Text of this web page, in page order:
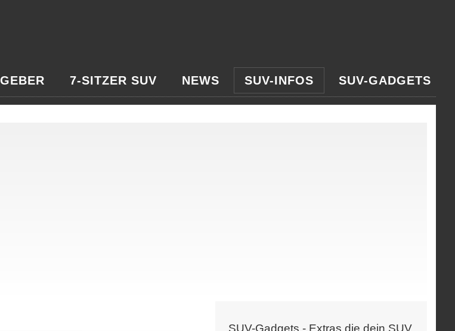
7-SITZER SUV NEWS SUV-INFOS SUV-GADGETS
SUV-Gadgets - Extras die dein SUV